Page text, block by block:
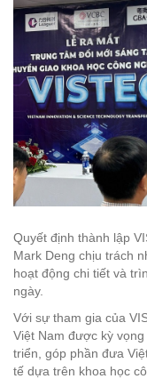
Quyết định thành lập
Mark Deng chịu trách
hoạt động chi tiết và
ngày.
Với sự tham gia của
Việt Nam được kỳ
triển, góp phần đưa
tế dựa trên khoa học